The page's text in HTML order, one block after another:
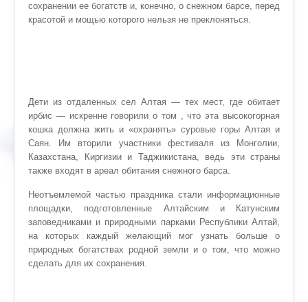
сохранении ее богатств и, конечно, о снежном барсе, перед
красотой и мощью которого нельзя не преклоняться.
Дети из отдаленных сел Алтая — тех мест, где обитает
ирбис — искренне говорили о том , что эта высокогорная
кошка должна жить и «охранять» суровые горы Алтая и
Саян. Им вторили участники фестиваля из Монголии,
Казахстана, Киргизии и Таджикистана, ведь эти страны
также входят в ареал обитания снежного барса.
Неотъемлемой частью праздника стали информационные
площадки, подготовленные Алтайским и Катунским
заповедниками и природными парками Республики Алтай,
на которых каждый желающий мог узнать больше о
природных богатствах родной земли и о том, что можно
сделать для их сохранения.